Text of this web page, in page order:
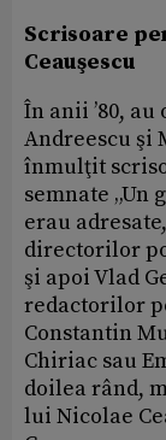
Scrisoare
Ceauşescu
În anii ’80,
Andreescu şi
înmulţit
semnate „Un
erau
directorilor
şi apoi Vlad
redactorilor
Constantin
Chiriac sau
doilea rând,
lui Nicolae